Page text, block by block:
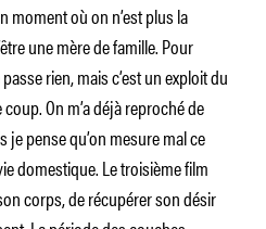
moment où on n’est plus la
une mère de famille. Pour
rien, mais c’est un exploit du
On m’a déjà reproché de
pense qu’on mesure mal ce
domestique. Le troisième film
corps, de récupérer son désir